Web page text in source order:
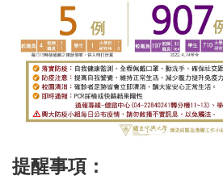
提醒事項：